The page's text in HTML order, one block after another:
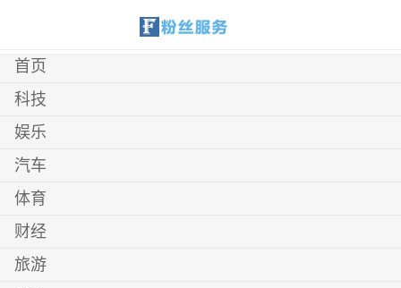
首页
科技
娱乐
汽车
体育
财经
旅游